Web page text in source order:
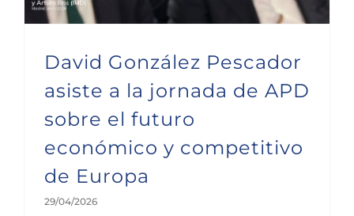
David González Pescador
asiste a la jornada de APD
sobre el futuro
económico y competitivo
de Europa
29/04/2026